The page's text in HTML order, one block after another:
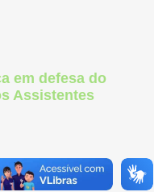
em defesa do
Assistentes